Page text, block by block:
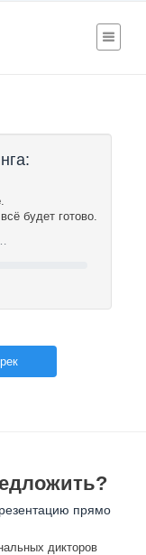
.
будет готово.
прямо
дикторов